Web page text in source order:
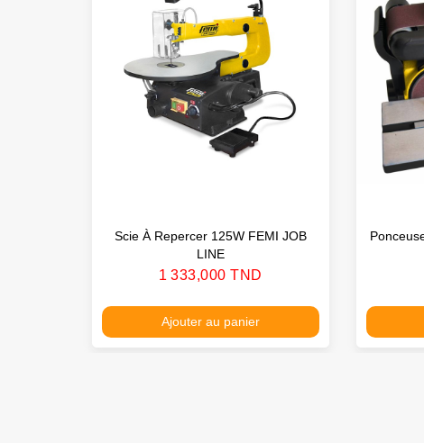
Scie À Repercer 125W FEMI JOB
LINE
Prix
1 333,000 TND
Ajouter au panier